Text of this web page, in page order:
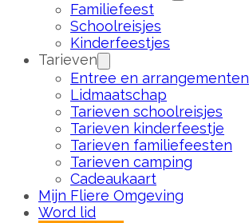
Familiefeest
Schoolreisjes
Kinderfeestjes
Tarieven
Entree en arrangementen
Lidmaatschap
Tarieven schoolreisjes
Tarieven kinderfeestje
Tarieven familiefeesten
Tarieven camping
Cadeaukaart
Mijn Fliere Omgeving
Word lid